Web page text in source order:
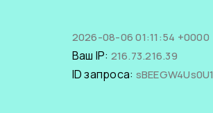
2026-08-06 01:11:54 +0000
Ваш IP: 216.73.216.39
ID запроса: sBEEGW4Us0U1